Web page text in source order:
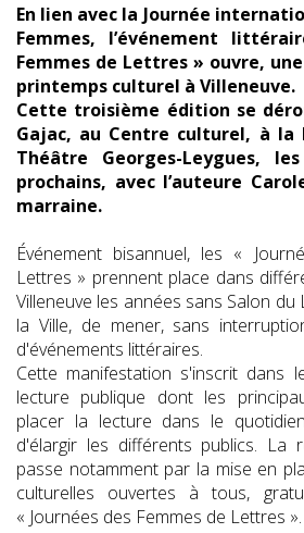
En lien avec la Journée
Femmes, l’événement
Femmes de Lettres » ouvre,
printemps culturel à Villeneuve.
Cette troisième édition se
Gajac, au Centre culturel, à la
Théâtre Georges-Leygues,
prochains, avec l’auteure
marraine.
Événement bisannuel, les «
Lettres » prennent place dans
Villeneuve les années sans Salon
la Ville, de mener, sans
d'événements littéraires.
Cette manifestation s'inscrit dans
lecture publique dont les
placer la lecture dans le
d'élargir les différents publics. La
passe notamment par la mise en
culturelles ouvertes à tous,
« Journées des Femmes de Lettres ».